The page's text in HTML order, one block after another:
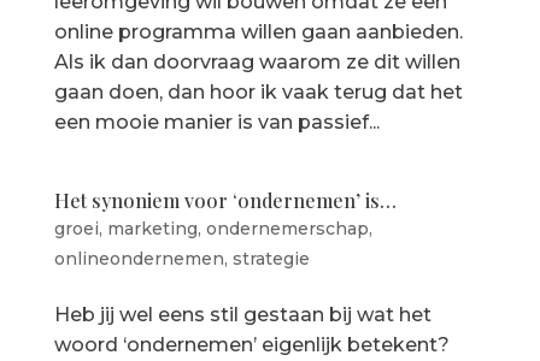
online programma willen gaan aanbieden.
Als ik dan doorvraag waarom ze dit willen
gaan doen, dan hoor ik vaak terug dat het
een mooie manier is van passief...
Het synoniem voor ‘ondernemen’ is…
groei, marketing, ondernemerschap,
onlineondernemen, strategie
Heb jij wel eens stil gestaan bij wat het
woord ‘ondernemen’ eigenlijk betekent?